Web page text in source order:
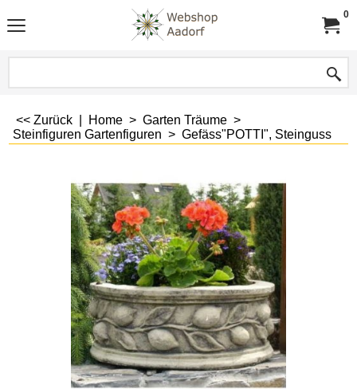
0
<< Zurück Home > Garten Träume >
Steinfiguren Gartenfiguren > Gefäss"POTTI", Steinguss